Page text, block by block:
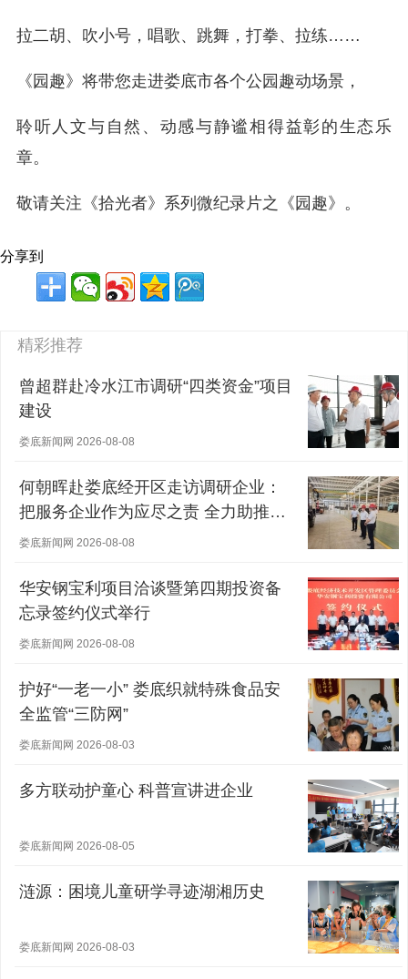
拉二胡、吹小号，唱歌、跳舞，打拳、拉练……
《园趣》将带您走进娄底市各个公园趣动场景，
聆听人文与自然、动感与静谧相得益彰的生态乐
章。
敬请关注《拾光者》系列微纪录片之《园趣》。
分享到
精彩推荐
曾超群赴冷水江市调研“四类资金”项目
建设
娄底新闻网 2026-08-08
何朝晖赴娄底经开区走访调研企业：
把服务企业作为应尽之责 全力助推经
营主体稳健发展
娄底新闻网 2026-08-08
华安钢宝利项目洽谈暨第四期投资备
忘录签约仪式举行
娄底新闻网 2026-08-08
护好“一老一小” 娄底织就特殊食品安
全监管“三防网”
娄底新闻网 2026-08-03
多方联动护童心 科普宣讲进企业
娄底新闻网 2026-08-05
涟源：困境儿童研学寻迹湖湘历史
娄底新闻网 2026-08-03